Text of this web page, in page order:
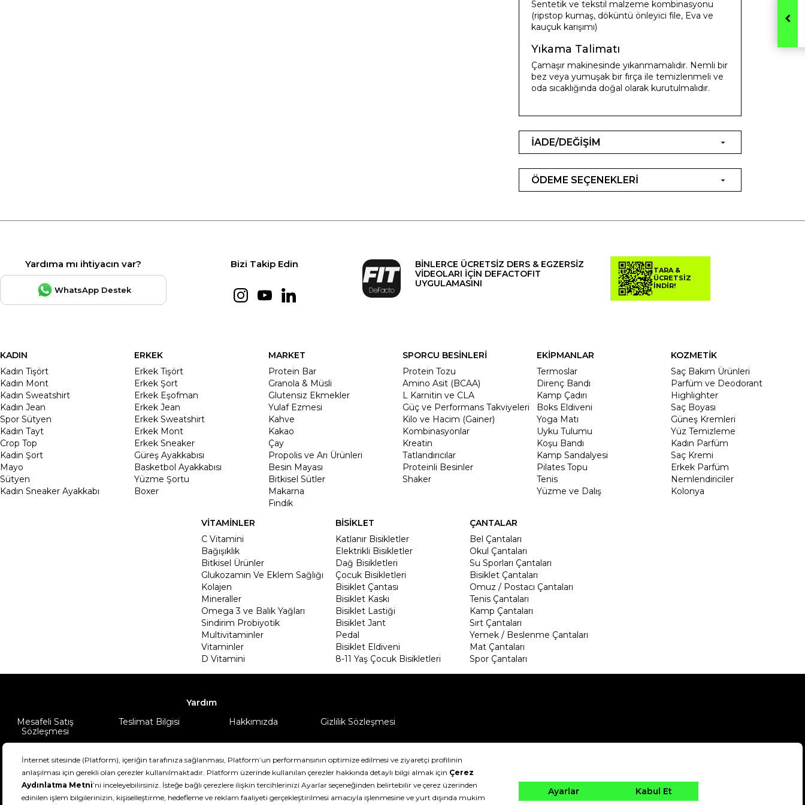
Sentetik ve tekstil malzeme kombinasyonu
(ripstop kumaş, döküntü önleyici file, Eva ve
kauçuk karışımı)
Yıkama Talimatı
Çamaşır makinesinde yıkanmamalıdır. Nemli bir
bez veya yumuşak bir fırça ile temizlenmeli ve
oda sıcaklığında doğal olarak kurutulmalıdır.
İADE/DEĞİŞİM
ÖDEME SEÇENEKLERİ
Yardıma mı ihtiyacın var?
WhatsApp Destek
Bizi Takip Edin
BİNLERCE ÜCRETSİZ DERS & EGZERSİZ
VİDEOLARI İÇİN DEFACTOFIT
UYGULAMASINI
TARA &
ÜCRETSİZ
İNDİR!
KADIN
Kadın Tişört
Kadın Mont
Kadın Sweatshirt
Kadın Jean
Spor Sütyen
Kadın Tayt
Crop Top
Kadin Şort
Mayo
Sütyen
Kadın Sneaker Ayakkabı
ERKEK
Erkek Tişört
Erkek Şort
Erkek Eşofman
Erkek Jean
Erkek Sweatshirt
Erkek Mont
Erkek Sneaker
Güreş Ayakkabısı
Basketbol Ayakkabısı
Yüzme Şortu
Boxer
MARKET
Protein Bar
Granola & Müsli
Glutensiz Ekmekler
Yulaf Ezmesi
Kahve
Kakao
Çay
Propolis ve Arı Ürünleri
Besin Mayası
Bitkisel Sütler
Makarna
Fındık
SPORCU BESİNLERİ
Protein Tozu
Amino Asit (BCAA)
L Karnitin ve CLA
Güç ve Performans Takviyeleri
Kilo ve Hacim (Gainer)
Kombinasyonlar
Kreatin
Tatlandırıcılar
Proteinli Besinler
Shaker
EKİPMANLAR
Termoslar
Direnç Bandı
Kamp Çadırı
Boks Eldiveni
Yoga Matı
Uyku Tulumu
Koşu Bandı
Kamp Sandalyesi
Pilates Topu
Tenis
Yüzme ve Dalış
KOZMETİK
Saç Bakım Ürünleri
Parfüm ve Deodorant
Highlighter
Saç Boyası
Güneş Kremleri
Yüz Temizleme
Kadın Parfüm
Saç Kremi
Erkek Parfüm
Nemlendiriciler
Kolonya
VİTAMİNLER
C Vitamini
Bağışıklık
Bitkisel Ürünler
Glukozamin Ve Eklem Sağlığı
Kolajen
Mineraller
Omega 3 ve Balık Yağları
Sindirim Probiyotik
Multivitaminler
Vitaminler
D Vitamini
BİSİKLET
Katlanır Bisikletler
Elektrikli Bisikletler
Dağ Bisikletleri
Çocuk Bisikletleri
Bisiklet Çantası
Bisiklet Kaskı
Bisiklet Lastiği
Bisiklet Jant
Pedal
Bisiklet Eldiveni
8-11 Yaş Çocuk Bisikletleri
ÇANTALAR
Bel Çantaları
Okul Çantaları
Su Sporları Çantaları
Bisiklet Çantaları
Omuz / Postacı Çantaları
Tenis Çantaları
Kamp Çantaları
Sırt Çantaları
Yemek / Beslenme Çantaları
Mat Çantaları
Spor Çantaları
Yardım
Mesafeli Satış
Sözleşmesi
Teslimat Bilgisi Hakkımızda Gizlilik Sözleşmesi